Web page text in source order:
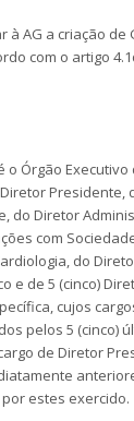
à AG a criação de
com o artigo
o Órgão Executivo
Presidente,
do Diretor
com
do
e de 5 (cinco)
cujos
pelos 5 (cinco)
de Diretor
estes exercido.